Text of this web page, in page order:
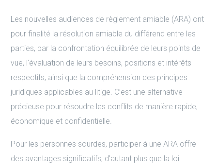
Les nouvelles audiences de règlement amiable (ARA) ont
pour finalité la résolution amiable du différend entre les
parties, par la confrontation équilibrée de leurs points de
vue, l’évaluation de leurs besoins, positions et intérêts
respectifs, ainsi que la compréhension des principes
juridiques applicables au litige. C’est une alternative
précieuse pour résoudre les conflits de manière rapide,
économique et confidentielle.
Pour les personnes sourdes, participer à une ARA offre
des avantages significatifs, d’autant plus que la loi